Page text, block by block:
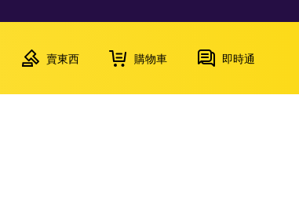
賣東西 購物車 即時通